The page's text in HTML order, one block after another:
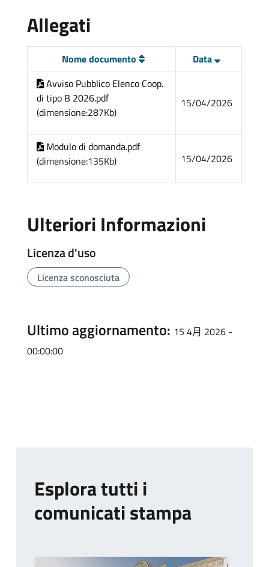
Allegati
Nome documento
Data
Avviso Pubblico Elenco Coop.
di tipo B 2026.pdf
(dimensione:287Kb)
15/04/2026
Modulo di domanda.pdf
(dimensione:135Kb)
15/04/2026
Ulteriori Informazioni
Licenza d'uso
Licenza sconosciuta
Ultimo aggiornamento: 15 4月 2026 -
00:00:00
Esplora tutti i
comunicati stampa